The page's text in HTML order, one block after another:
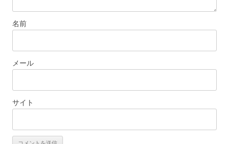
名前
メール
サイト